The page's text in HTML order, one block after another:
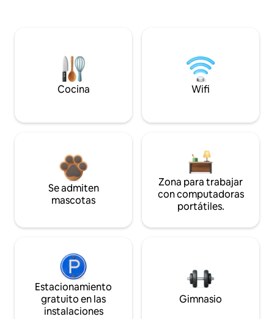
Cocina Wifi
Se admiten
mascotas
Zona para trabajar
con computadoras
portátiles.
Estacionamiento
gratuito en las
instalaciones
Gimnasio